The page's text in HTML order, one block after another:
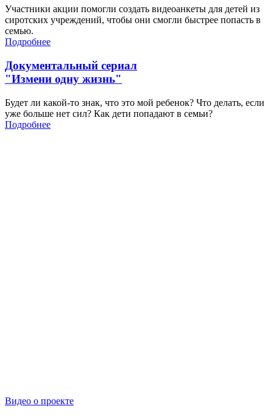
Участники акции помогли создать видеоанкеты для детей из
сиротских учреждений, чтобы они смогли быстрее попасть в
семью.
Подробнее
Документальный сериал
"Измени одну жизнь"
Будет ли какой-то знак, что это мой ребенок? Что делать, если
уже больше нет сил? Как дети попадают в семьи?
Подробнее
Видео о проекте